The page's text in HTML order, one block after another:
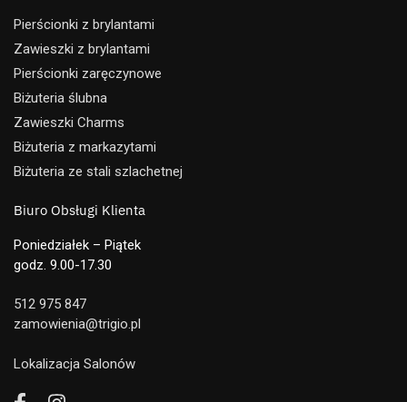
Pierścionki z brylantami
Zawieszki z brylantami
Pierścionki zaręczynowe
Biżuteria ślubna
Zawieszki Charms
Biżuteria z markazytami
Biżuteria ze stali szlachetnej
Biuro Obsługi Klienta
Poniedziałek – Piątek
godz. 9.00-17.30
512 975 847
zamowienia@trigio.pl
Lokalizacja Salonów